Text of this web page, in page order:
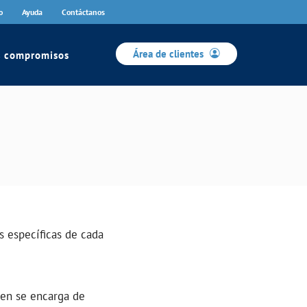
Ayuda Contáctanos
compromisos Área de clientes
específicas de cada
se encarga de